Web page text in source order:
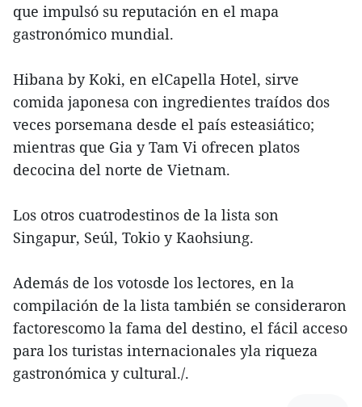
que impulsó su reputación en el mapa
gastronómico mundial.
Hibana by Koki, en elCapella Hotel, sirve
comida japonesa con ingredientes traídos dos
veces porsemana desde el país esteasiático;
mientras que Gia y Tam Vi ofrecen platos
decocina del norte de Vietnam.
Los otros cuatrodestinos de la lista son
Singapur, Seúl, Tokio y Kaohsiung.
Además de los votosde los lectores, en la
compilación de la lista también se consideraron
factorescomo la fama del destino, el fácil acceso
para los turistas internacionales yla riqueza
gastronómica y cultural./.